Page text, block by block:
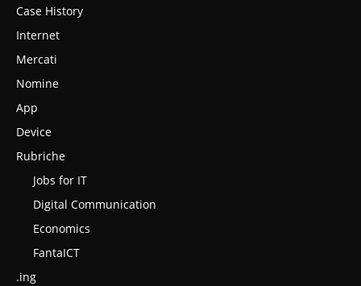
Case History
Internet
Mercati
Nomine
App
Device
Rubriche
Jobs for IT
Digital Communication
Economics
FantaICT
.ing